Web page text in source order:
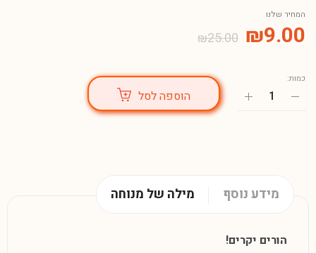
המחיר שלנו
₪25.00 ₪9.00
כמות:
הוספה לסל
מילה של מנוחה מידע נוסף
הורים יקרים!